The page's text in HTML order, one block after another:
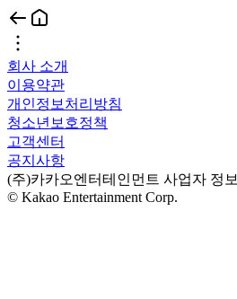
회사 소개
이용약관
개인정보처리방침
청소년보호정책
고객센터
공지사항
(주)카카오엔터테인먼트 사업자 정보
© Kakao Entertainment Corp.